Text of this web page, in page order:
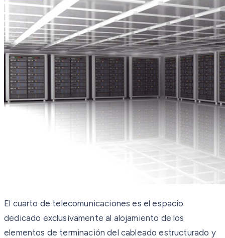
El cuarto de telecomunicaciones es el espacio
dedicado exclusivamente al alojamiento de los
elementos de terminación del cableado estructurado y